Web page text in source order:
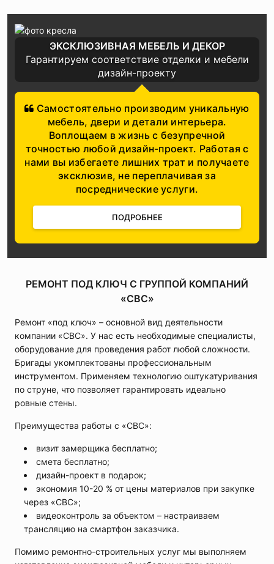
ЭКСКЛЮЗИВНАЯ МЕБЕЛЬ И ДЕКОР
Гарантируем соответствие отделки и мебели
дизайн-проекту
Самостоятельно производим уникальную
мебель, двери и детали интерьера.
Воплощаем в жизнь с безупречной
точностью любой дизайн-проект. Работая с
нами вы избегаете лишних трат и получаете
эксклюзив, не переплачивая за
посреднические услуги.
ПОДРОБНЕЕ
РЕМОНТ ПОД КЛЮЧ С ГРУППОЙ КОМПАНИЙ
«СВС»
Ремонт «под ключ» – основной вид деятельности
компании «СВС». У нас есть необходимые специалисты,
оборудование для проведения работ любой сложности.
Бригады укомплектованы профессиональным
инструментом. Применяем технологию оштукатуривания
по струне, что позволяет гарантировать идеально
ровные стены.
Преимущества работы с «СВС»:
визит замерщика бесплатно;
смета бесплатно;
дизайн-проект в подарок;
экономия 10-20 % от цены материалов при закупке
через «СВС»;
видеоконтроль за объектом – настраиваем
трансляцию на смартфон заказчика.
Помимо ремонтно-строительных услуг мы выполняем